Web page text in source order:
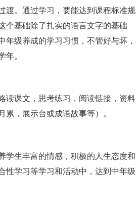
渡。通过学习，要能达到课程标准规
个基础除了扎实的语言文字的基础
级养成的学习习惯，不管好与坏，
年。
读课文，思考练习，阅读链接，资料
，展示台或成语故事等）。
学生丰富的情感，积极的人生态度和
性学习等学习和活动中，达到中年级